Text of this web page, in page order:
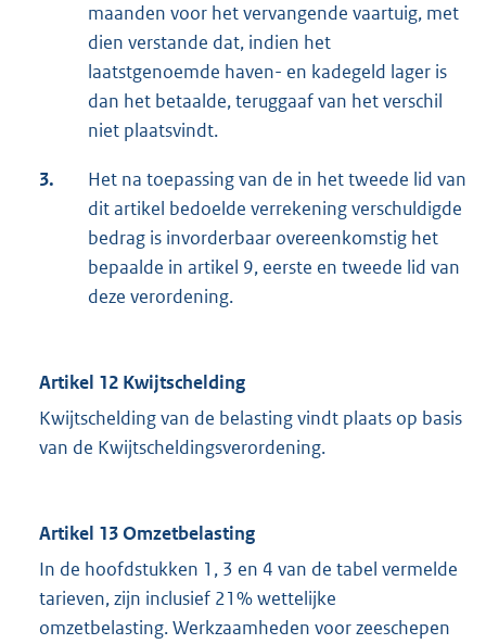
maanden voor het vervangende vaartuig, met
dien verstande dat, indien het
laatstgenoemde haven- en kadegeld lager is
dan het betaalde, teruggaaf van het verschil
niet plaatsvindt.
3.
Het na toepassing van de in het tweede lid van
dit artikel bedoelde verrekening verschuldigde
bedrag is invorderbaar overeenkomstig het
bepaalde in artikel 9, eerste en tweede lid van
deze verordening.
Artikel 12 Kwijtschelding
Kwijtschelding van de belasting vindt plaats op basis
van de Kwijtscheldingsverordening.
Artikel 13 Omzetbelasting
In de hoofdstukken 1, 3 en 4 van de tabel vermelde
tarieven, zijn inclusief 21% wettelijke
omzetbelasting. Werkzaamheden voor zeeschepen